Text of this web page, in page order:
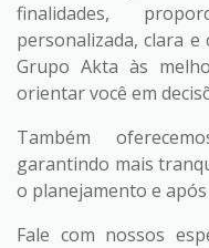
finalidades,
personalizada, clara
Grupo Akta às
orientar você em
Também
garantindo mais
o planejamento e
Fale com nossos